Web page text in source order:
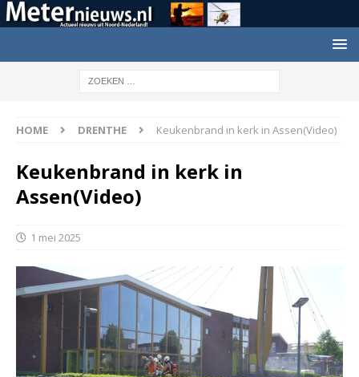
HOME DRENTHE Keukenbrand in kerk in Assen(Video)
Keukenbrand in kerk in
Assen(Video)
1 mei 2025